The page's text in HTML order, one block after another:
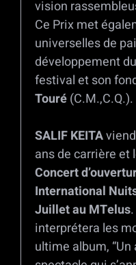
vision
Ce Prix met
universelles de
développement
festival et son
Touré(C.M.,C.Q.).
SALIF KEITA
ans de carrière et
Concert
International
Juillet au MTelus
interprétera les
ultime album, “Un